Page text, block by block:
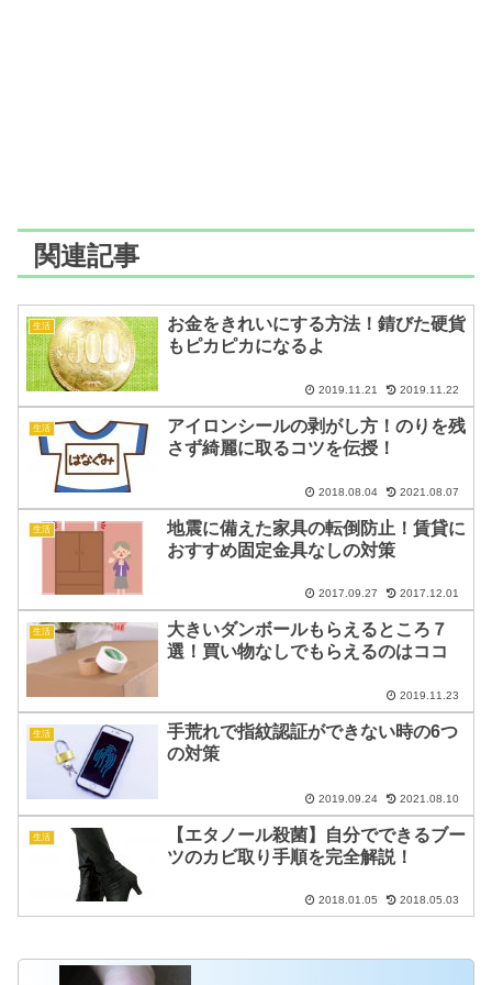
関連記事
生活
お金をきれいにする方法！錆びた硬貨
もピカピカになるよ
2019.11.21 2019.11.22
生活
アイロンシールの剥がし方！のりを残
さず綺麗に取るコツを伝授！
2018.08.04 2021.08.07
生活
地震に備えた家具の転倒防止！賃貸に
おすすめ固定金具なしの対策
2017.09.27 2017.12.01
生活
大きいダンボールもらえるところ７
選！買い物なしでもらえるのはココ
2019.11.23
生活
手荒れで指紋認証ができない時の6つ
の対策
2019.09.24 2021.08.10
生活
【エタノール殺菌】自分でできるブー
ツのカビ取り手順を完全解説！
2018.01.05 2018.05.03